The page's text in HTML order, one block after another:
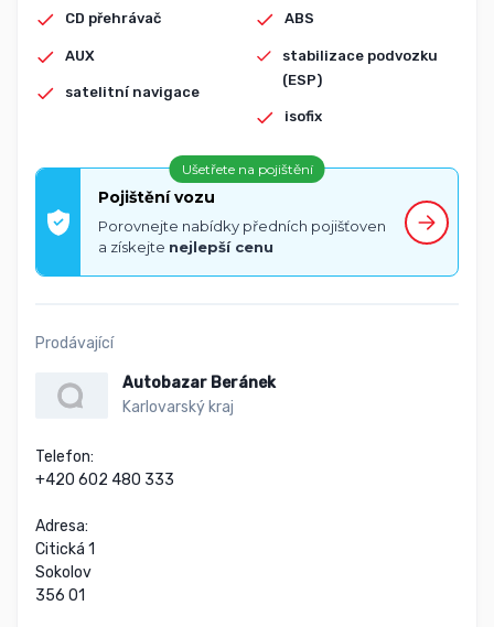
CD přehrávač
AUX
satelitní navigace
ABS
stabilizace podvozku
(ESP)
isofix
Ušetřete na pojištění
Pojištění vozu
Porovnejte nabídky předních pojišťoven
a získejte nejlepší cenu
Prodávající
Autobazar Beránek
Karlovarský kraj
Telefon:
+420 602 480 333
Adresa:
Citická 1
Sokolov
356 01